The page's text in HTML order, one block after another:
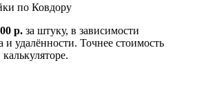
по Ковдору
р. за штуку, в зависимости
и удалённости. Точнее стоимость